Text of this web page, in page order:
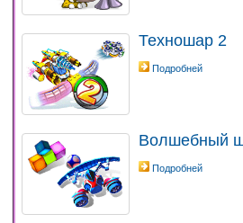
Техношар 2
Подробней
Волшебный
Подробней